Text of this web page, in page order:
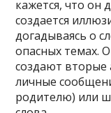
кажется, что он
создается
догадываясь о
опасных темах.
создают вторые
личные
родителю) или